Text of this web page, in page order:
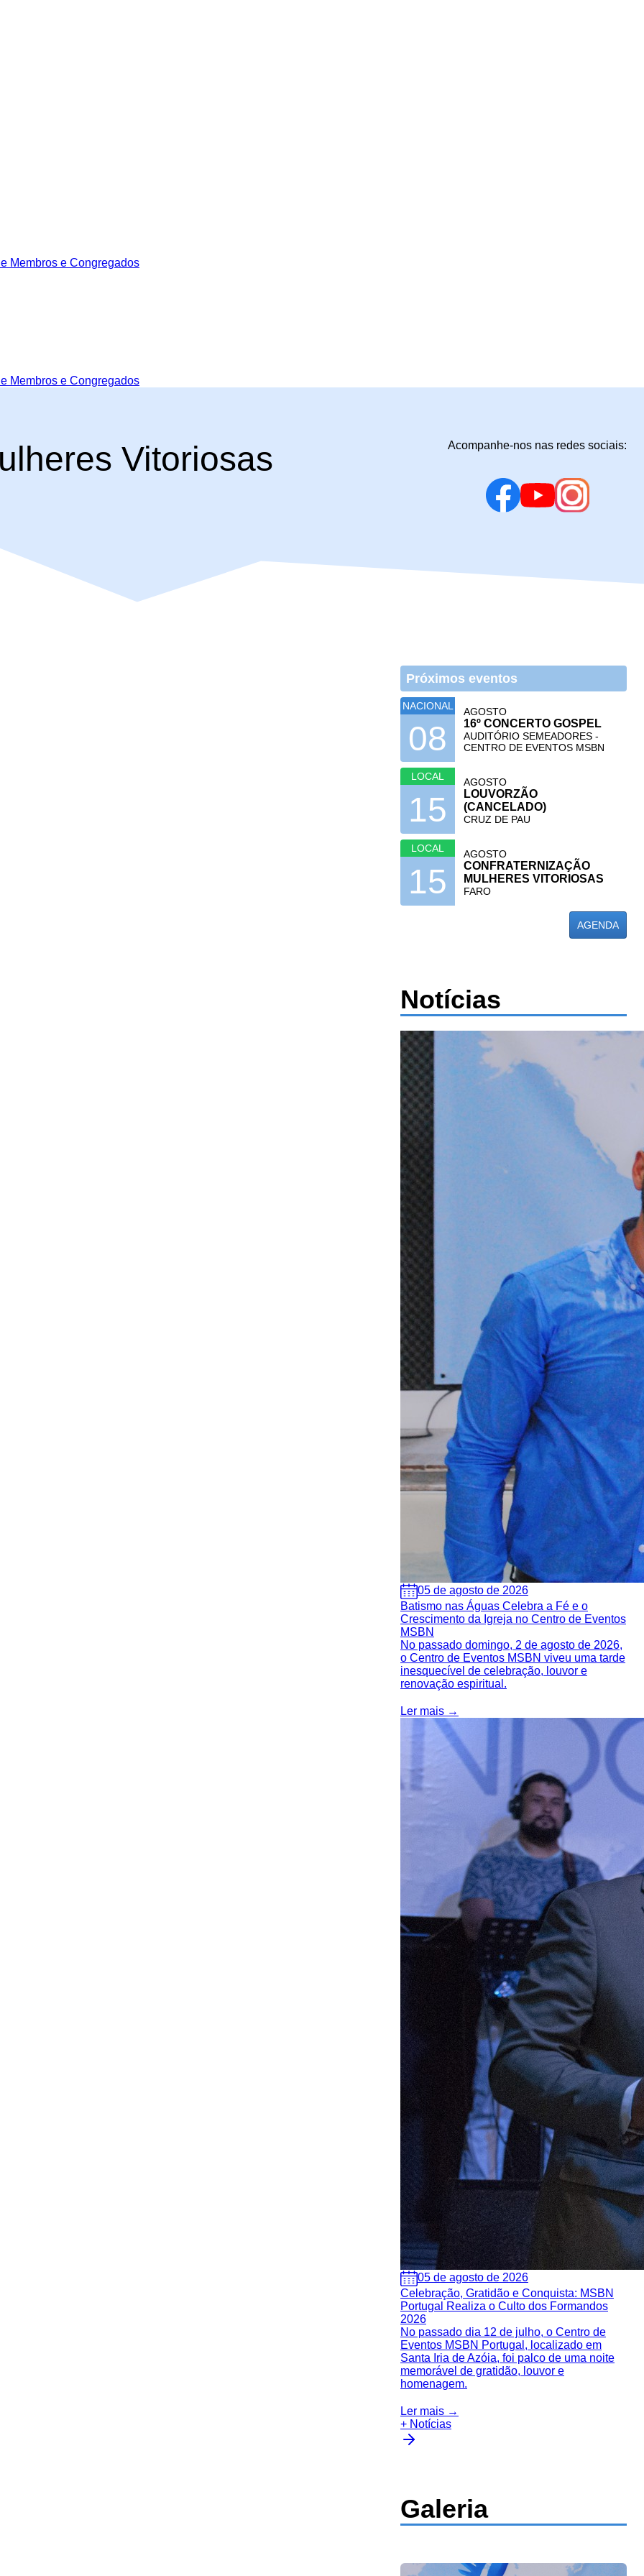
Membros e Congregados
Membros e Congregados
Vitoriosas Acompanhe-nos nas redes sociais:
Próximos eventos
NACIONAL
08
AGOSTO
16º CONCERTO GOSPEL
AUDITÓRIO SEMEADORES -
CENTRO DE EVENTOS MSBN
LOCAL
15
AGOSTO
LOUVORZÃO
(CANCELADO)
CRUZ DE PAU
LOCAL
15
AGOSTO
CONFRATERNIZAÇÃO
MULHERES VITORIOSAS
FARO
AGENDA
Notícias
05 de agosto de 2026
Batismo nas Águas Celebra a Fé e o
Crescimento da Igreja no Centro de Eventos
MSBN
No passado domingo, 2 de agosto de 2026,
o Centro de Eventos MSBN viveu uma tarde
inesquecível de celebração, louvor e
renovação espiritual.
Ler mais →
05 de agosto de 2026
Celebração, Gratidão e Conquista: MSBN
Portugal Realiza o Culto dos Formandos
2026
No passado dia 12 de julho, o Centro de
Eventos MSBN Portugal, localizado em
Santa Iria de Azóia, foi palco de uma noite
memorável de gratidão, louvor e
homenagem.
Ler mais →
+ Notícias
Galeria